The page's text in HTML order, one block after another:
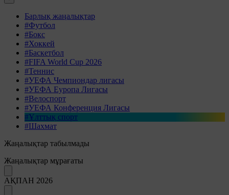
Барлық жаңалықтар
#Футбол
#Бокс
#Хоккей
#Баскетбол
#FIFA World Cup 2026
#Теннис
#УЕФА Чемпиондар лигасы
#УЕФА Еуропа Лигасы
#Велоспорт
#УЕФА Конференция Лигасы
#Ұлттық спорт
#Шахмат
Жаңалықтар табылмады
Жаңалықтар мұрағаты
АҚПАН 2026